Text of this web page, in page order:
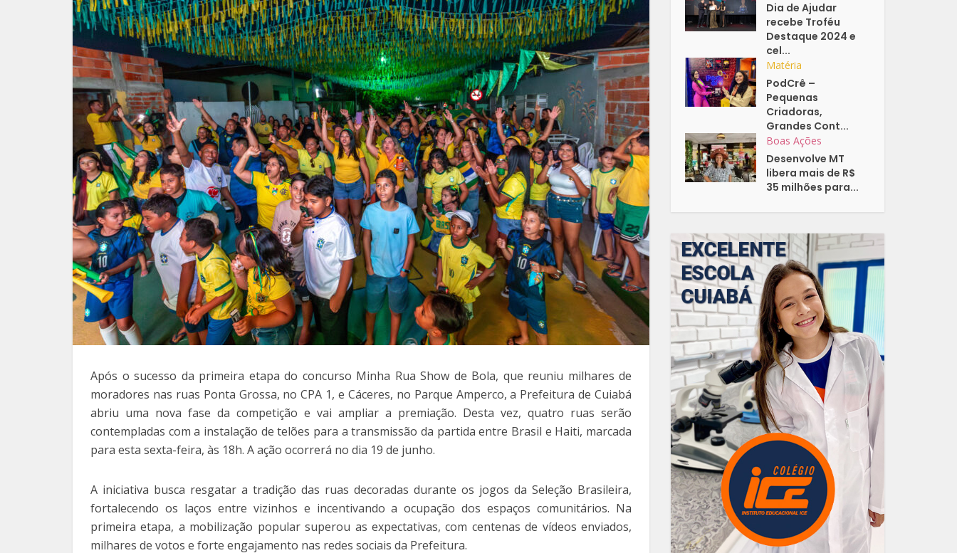
Após o sucesso da primeira etapa do concurso Minha Rua Show de Bola, que reuniu milhares de
moradores nas ruas Ponta Grossa, no CPA 1, e Cáceres, no Parque Amperco, a Prefeitura de Cuiabá
abriu uma nova fase da competição e vai ampliar a premiação. Desta vez, quatro ruas serão
contempladas com a instalação de telões para a transmissão da partida entre Brasil e Haiti, marcada
para esta sexta-feira, às 18h. A ação ocorrerá no dia 19 de junho.
A iniciativa busca resgatar a tradição das ruas decoradas durante os jogos da Seleção Brasileira,
fortalecendo os laços entre vizinhos e incentivando a ocupação dos espaços comunitários. Na
primeira etapa, a mobilização popular superou as expectativas, com centenas de vídeos enviados,
milhares de votos e forte engajamento nas redes sociais da Prefeitura.
Dia de Ajudar
recebe Troféu
Destaque 2024 e
cel...
Matéria
PodCrê –
Pequenas
Criadoras,
Grandes Cont...
Boas Ações
Desenvolve MT
libera mais de R$
35 milhões para...